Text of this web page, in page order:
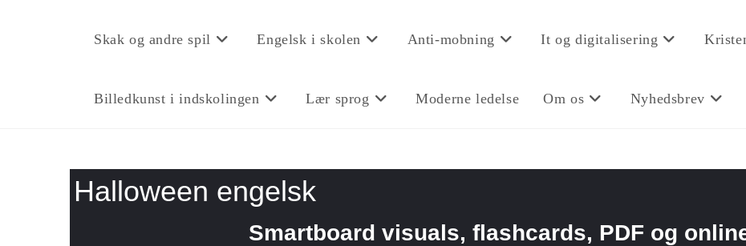
Skak og andre spil Engelsk i skolen Anti-mobning It og digitalisering
Billedkunst i indskolingen Lær sprog Moderne ledelse Om os Nyhedsbrev
Halloween engelsk
Smartboard visuals, flashcards, PDF og